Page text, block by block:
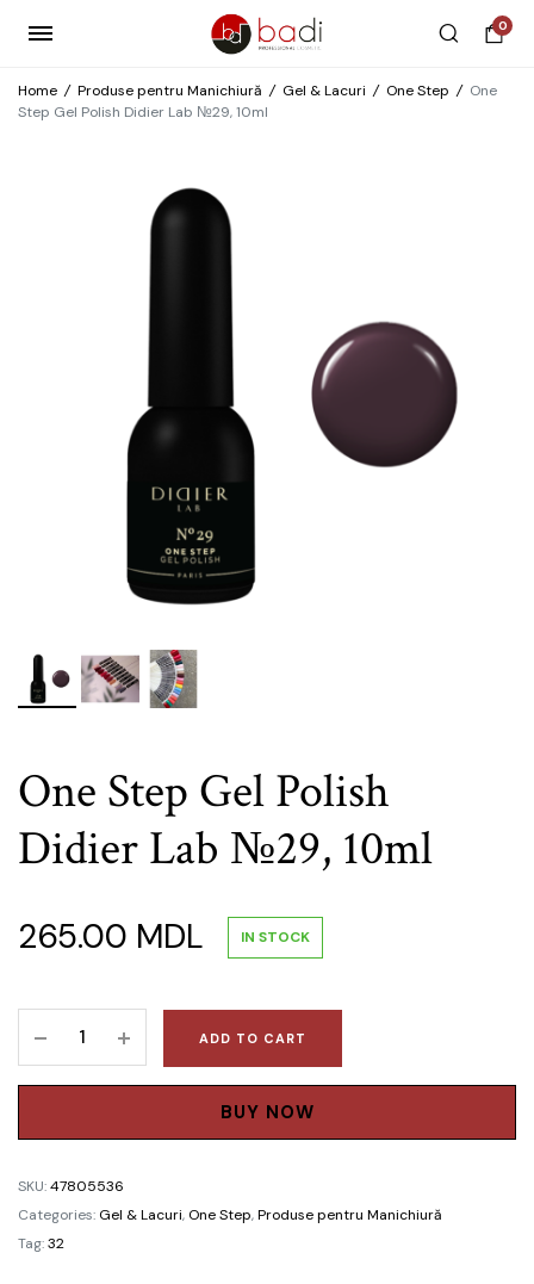
0
Home / Produse pentru Manichiură / Gel & Lacuri / One Step / One
Step Gel Polish Didier Lab №29, 10ml
One Step Gel Polish
Didier Lab №29, 10ml
265.00 MDL IN STOCK
Step
Gel
Didier
№29,
10ml
quantity
ADD TO CART
BUY NOW
SKU:47805536
Categories: Gel & Lacuri, One Step,Produse pentru Manichiură
Tag:32